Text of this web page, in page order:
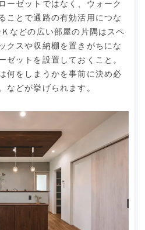
ーゼットではなく、ウォーク
ことで通路の有効活用につな
などの広い部屋の片隅はスペ
クスや収納棚を置きがちにな
ゼットを設置しておくこと。
何をしまうかを事前に決め必
などが挙げられます。